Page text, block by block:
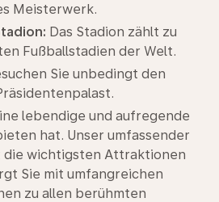
Meisterwerk.
Das Stadion zählt zu
Fußballstadien der Welt.
Sie unbedingt den
lebendige und aufregende
hat. Unser umfassender
die wichtigsten Attraktionen
Sie mit umfangreichen
zu allen berühmten